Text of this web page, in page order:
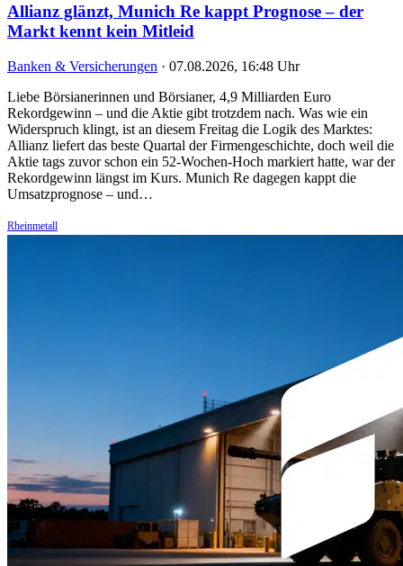
Allianz glänzt, Munich Re kappt Prognose – der
Markt kennt kein Mitleid
Banken & Versicherungen · 07.08.2026, 16:48 Uhr
Liebe Börsianerinnen und Börsianer, 4,9 Milliarden Euro
Rekordgewinn – und die Aktie gibt trotzdem nach. Was wie ein
Widerspruch klingt, ist an diesem Freitag die Logik des Marktes:
Allianz liefert das beste Quartal der Firmengeschichte, doch weil die
Aktie tags zuvor schon ein 52-Wochen-Hoch markiert hatte, war der
Rekordgewinn längst im Kurs. Munich Re dagegen kappt die
Umsatzprognose – und…
Rheinmetall